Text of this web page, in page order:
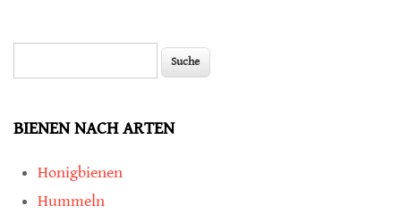
BIENEN NACH ARTEN
Honigbienen
Hummeln